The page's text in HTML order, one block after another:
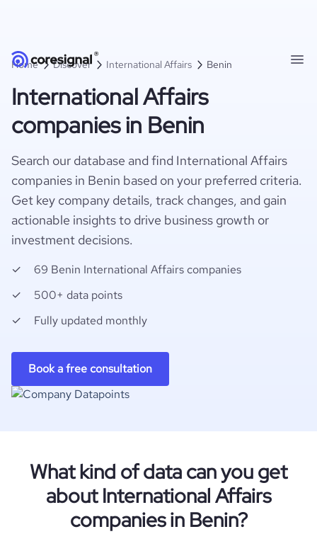
Home Discover International Affairs Benin
International Affairs
companies in Benin
Search our database and find International Affairs
companies in Benin based on your preferred criteria.
Get key company details, track changes, and gain
actionable insights to drive business growth or
investment decisions.
69 Benin International Affairs companies
500+ data points
Fully updated monthly
Book a free consultation
What kind of data can you get
about International Affairs
companies in Benin?